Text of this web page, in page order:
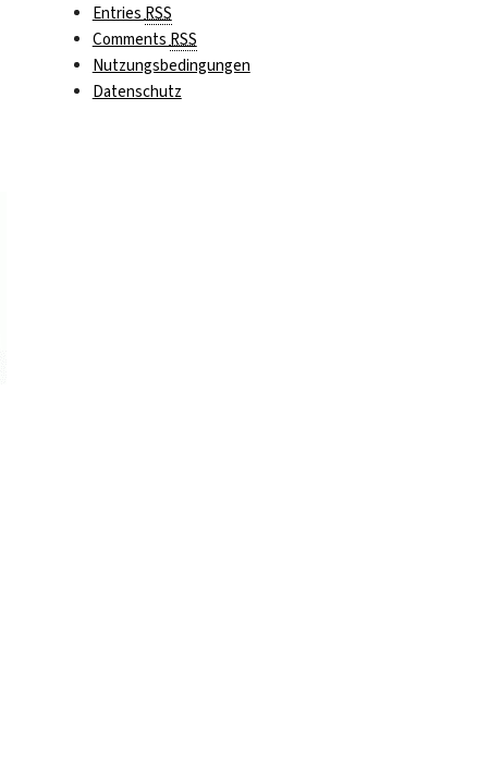
EntriesRSS
CommentsRSS
Nutzungsbedingungen
Datenschutz